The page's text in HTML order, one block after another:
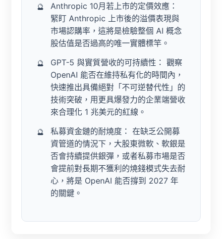
Anthropic 10月若上市的定價效應：
緊盯 Anthropic 上市後的溢價表現與
市場認購率，這將是檢驗整個 AI 概念
股估值是否過高的唯一實體標竿。
GPT-5 與實質營收的可持續性： 觀察
OpenAI 能否在維持私有化的時間內，
快速推出具備絕對「不可逆替代性」的
技術突破，用更具爆發力的企業端營收
來合理化 1 兆美元的紅線。
私募資金鏈的耐燒度： 在缺乏公開募
資管道的情況下，大股東微軟、軟銀是
否會持續提供銀彈，或者私募市場是否
會提前對長期不獲利的燒錢模式失去耐
心，將是 OpenAI 能否撐到 2027 年
的關鍵。